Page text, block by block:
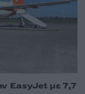
EasyJet με 7,7